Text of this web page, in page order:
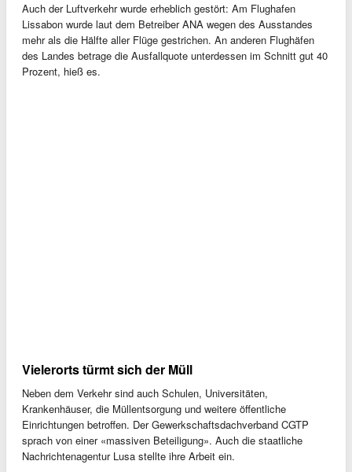
Auch der Luftverkehr wurde erheblich gestört: Am Flughafen
Lissabon wurde laut dem Betreiber ANA wegen des Ausstandes
mehr als die Hälfte aller Flüge gestrichen. An anderen Flughäfen
des Landes betrage die Ausfallquote unterdessen im Schnitt gut 40
Prozent, hieß es.
Vielerorts türmt sich der Müll
Neben dem Verkehr sind auch Schulen, Universitäten,
Krankenhäuser, die Müllentsorgung und weitere öffentliche
Einrichtungen betroffen. Der Gewerkschaftsdachverband CGTP
sprach von einer «massiven Beteiligung». Auch die staatliche
Nachrichtenagentur Lusa stellte ihre Arbeit ein.